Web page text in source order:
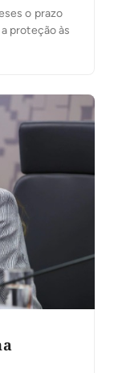
o prazo
proteção às